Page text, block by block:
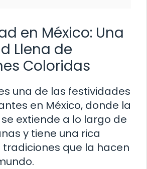
en México: Una
Llena de
Coloridas
una de las festividades
en México, donde la
extiende a lo largo de
y tiene una rica
que la hacen